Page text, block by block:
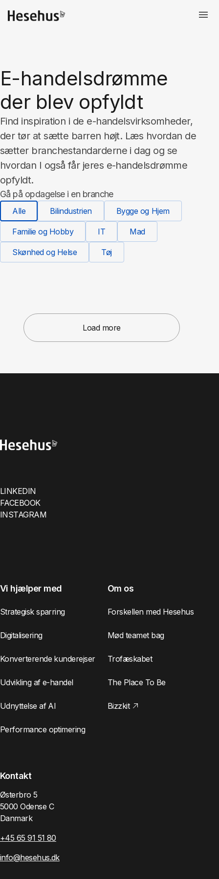
E-handelsdrømme
der blev opfyldt
Find inspiration i de e-handelsvirksomheder,
der tør at sætte barren højt. Læs hvordan de
sætter branchestandarderne i dag og se
hvordan I også får jeres e-handelsdrømme
opfyldt.
Gå på opdagelse i en branche
Alle Bilindustrien Bygge og Hjem
Familie og Hobby IT Mad
Skønhed og Helse Tøj
Load more
LINKEDIN
FACEBOOK
INSTAGRAM
Vi hjælper med
Strategisk sparring
Digitalisering
Konverterende kunderejser
Udvikling af e-handel
Udnyttelse af AI
Performance optimering
Om os
Forskellen med Hesehus
Mød teamet bag
Trofæskabet
The Place To Be
Bizzkit
Kontakt
Østerbro 5
5000 Odense C
Danmark
+45 65 91 51 80
info@hesehus.dk